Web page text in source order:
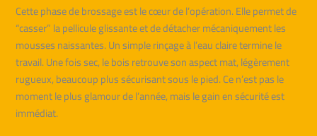
Cette phase de brossage est le cœur de l’opération. Elle permet de
“casser” la pellicule glissante et de détacher mécaniquement les
mousses naissantes. Un simple rinçage à l’eau claire termine le
travail. Une fois sec, le bois retrouve son aspect mat, légèrement
rugueux, beaucoup plus sécurisant sous le pied. Ce n’est pas le
moment le plus glamour de l’année, mais le gain en sécurité est
immédiat.